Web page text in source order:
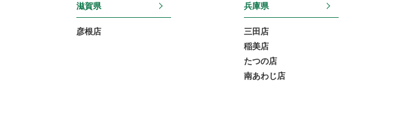
滋賀県
彦根店
兵庫県
三田店
稲美店
たつの店
南あわじ店